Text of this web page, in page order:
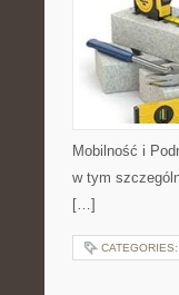
Mobilność i
w tym
[…]
CATEGORIES: